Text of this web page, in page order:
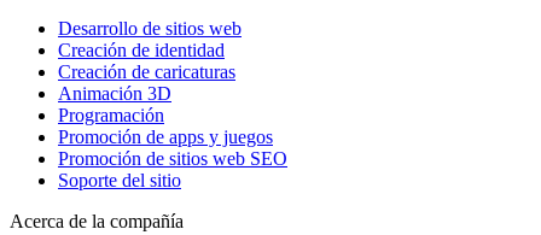
Desarrollo de sitios web
Creación de identidad
Creación de caricaturas
Animación 3D
Programación
Promoción de apps y juegos
Promoción de sitios web SEO
Soporte del sitio
Acerca de la compañía